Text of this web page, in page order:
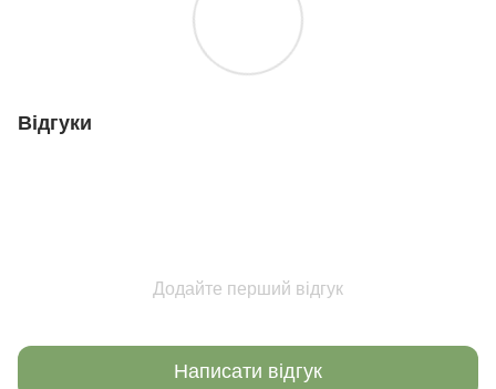
Відгуки
Додайте перший відгук
Написати відгук